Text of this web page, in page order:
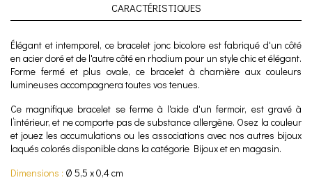
CARACTÉRISTIQUES
Élégant et intemporel, ce bracelet jonc bicolore est fabriqué d'un côté
en acier doré et de l'autre côté en rhodium pour un style chic et élégant.
Forme fermé et plus ovale, ce bracelet à charnière aux couleurs
lumineuses accompagnera toutes vos tenues.
Ce magnifique bracelet se ferme à l'aide d'un fermoir, est gravé à
l’intérieur, et ne comporte pas de substance allergène. Osez la couleur
et jouez les accumulations ou les associations avec nos autres bijoux
laqués colorés disponible dans la catégorie Bijoux et en magasin.
Dimensions : Ø 5,5 x 0,4 cm